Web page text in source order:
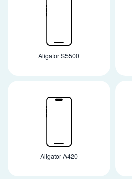
Aligator S5500
Aligator A420